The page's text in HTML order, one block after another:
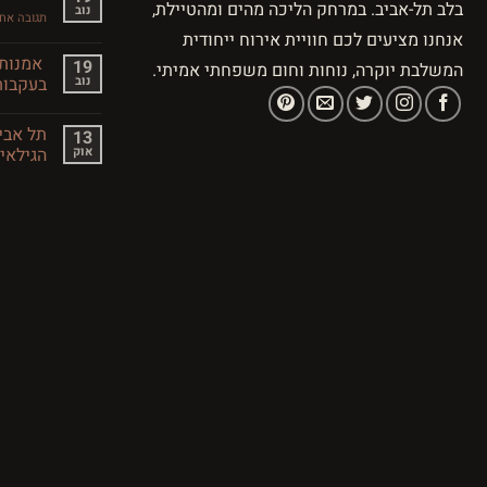
בלב תל-אביב. במרחק הליכה מהים ומהטיילת,
אנחנו מציעים לכם חוויית אירוח ייחודית
המשלבת יוקרה, נוחות וחום משפחתי אמיתי.
העתיקה
—
נוב תגובה
19
נוב
על
אמנות
ותרבות
13
אוק
תל